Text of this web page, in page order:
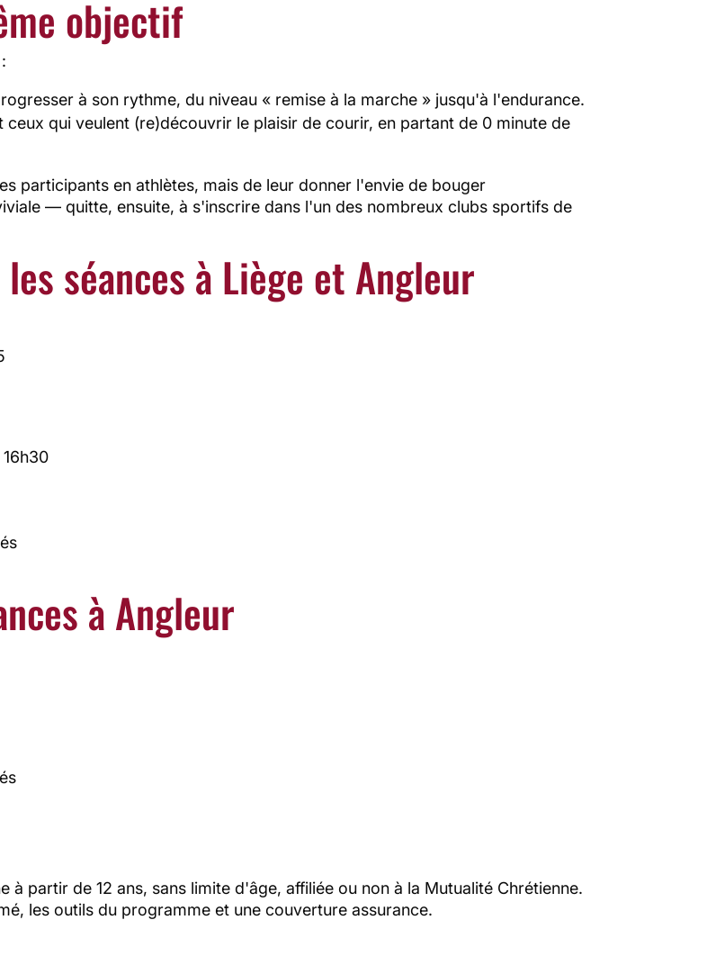
objectif
à son rythme, du niveau « remise à la marche » jusqu'à l'endurance.
ceux qui veulent (re)découvrir le plaisir de courir, en partant de 0 minute de
participants en athlètes, mais de leur donner l'envie de bouger
— quitte, ensuite, à s'inscrire dans l'un des nombreux clubs sportifs de
séances à Liège et Angleur
à Angleur
partir de 12 ans, sans limite d'âge, affiliée ou non à la Mutualité Chrétienne.
les outils du programme et une couverture assurance.